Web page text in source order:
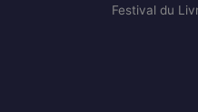
Festival du